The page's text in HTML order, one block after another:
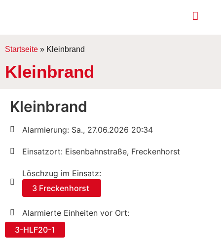
Startseite » Kleinbrand
Kleinbrand
Kleinbrand
Alarmierung: Sa., 27.06.2026 20:34
Einsatzort: Eisenbahnstraße, Freckenhorst
Löschzug im Einsatz:
3 Freckenhorst
Alarmierte Einheiten vor Ort:
3-HLF20-1